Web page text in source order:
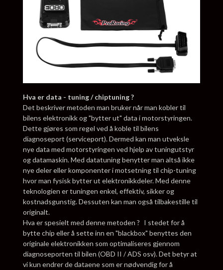
Hva er data - tuning / chiptuning ?
Det beskriver metoden man bruker når man kobler til
bilens elektronikk og "bytter ut" data i motorstyringen.
Dette gjøres som regel ved å koble til bilens
diagnoseport (serviceport). Dermed kan man utveksle
nye data med motorstyringen ved hjelp av tuningutstyr
og datamaskin. Med datatuning benytter man altså ikke
nye deler eller komponenter i motsetning til chip-tuning
hvor man fysisk bytter ut elektronikkdeler. Med denne
teknologien er tuningen enkel, effektiv, sikker og
kostnadsgunstig. Dessuten kan man også tilbakestille til
originalt.
Hva er spesielt med denne metoden ? I stedet for å
bytte chip eller å sette inn en "blackbox" benyttes den
originale elektronikken som optimaliseres gjennom
diagnoseporten til bilen (OBD II / ADS osv). Det betyr at
vi kun endrer de dataene som er nødvendig for å